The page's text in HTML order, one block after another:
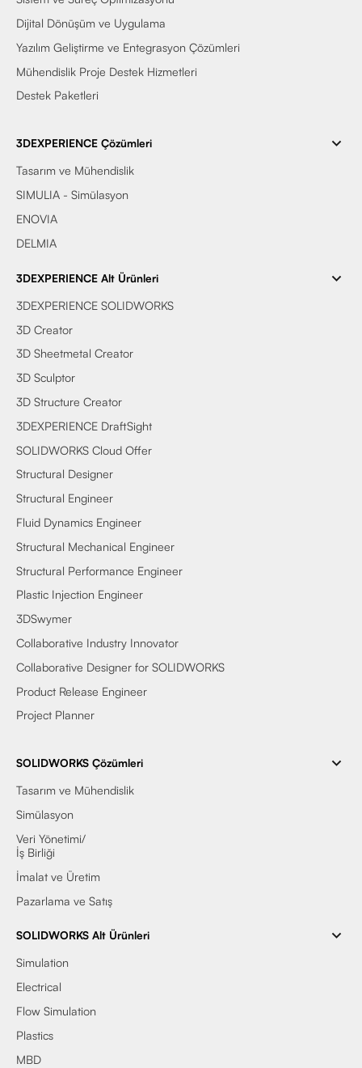
Dijital Dönüşüm ve Uygulama
Yazılım Geliştirme ve Entegrasyon Çözümleri
Mühendislik Proje Destek Hizmetleri
Destek Paketleri
3DEXPERIENCE Çözümleri
Tasarım ve Mühendislik
SIMULIA - Simülasyon
ENOVIA
DELMIA
3DEXPERIENCE Alt Ürünleri
3DEXPERIENCE SOLIDWORKS
3D Creator
3D Sheetmetal Creator
3D Sculptor
3D Structure Creator
3DEXPERIENCE DraftSight
SOLIDWORKS Cloud Offer
Structural Designer
Structural Engineer
Fluid Dynamics Engineer
Structural Mechanical Engineer
Structural Performance Engineer
Plastic Injection Engineer
3DSwymer
Collaborative Industry Innovator
Collaborative Designer for SOLIDWORKS
Product Release Engineer
Project Planner
SOLIDWORKS Çözümleri
Tasarım ve Mühendislik
Simülasyon
Veri Yönetimi/
İş Birliği
İmalat ve Üretim
Pazarlama ve Satış
SOLIDWORKS Alt Ürünleri
Simulation
Electrical
Flow Simulation
Plastics
MBD